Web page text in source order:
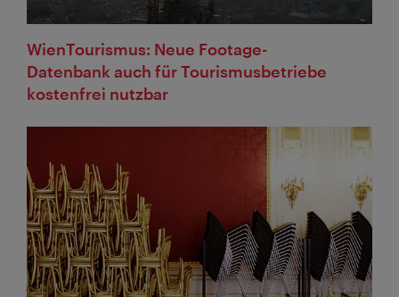
WienTourismus: Neue Footage-
Datenbank auch für Tourismusbetriebe
kostenfrei nutzbar